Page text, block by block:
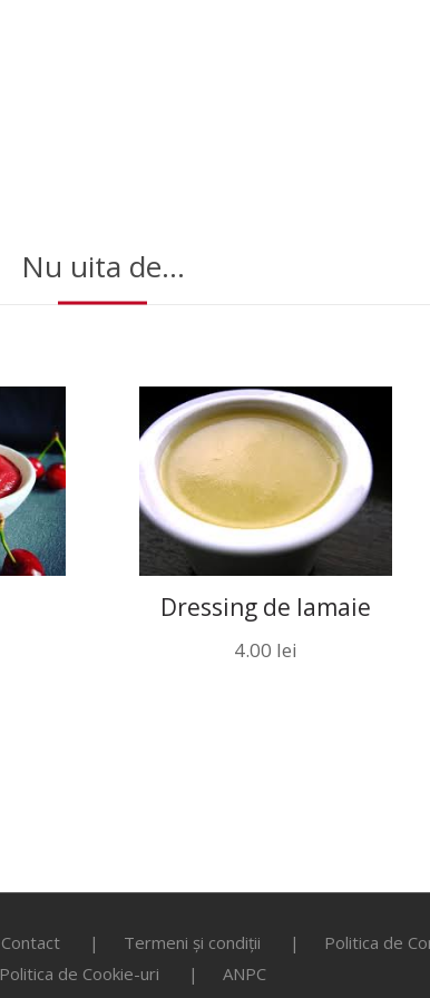
Nu uita de...
Dressing de lamaie
4.00 lei
Contact Termeni și condiții
Politica de
Politica de Cookie-uri
ANPC